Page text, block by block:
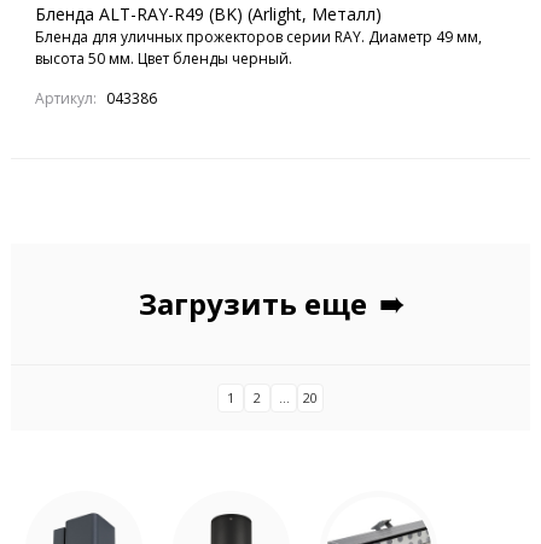
Бленда ALT-RAY-R49 (BK) (Arlight, Металл)
Бленда для уличных прожекторов серии RAY. Диаметр 49 мм,
высота 50 мм. Цвет бленды черный.
Артикул: 043386
Загрузить еще ➠
1 2 20